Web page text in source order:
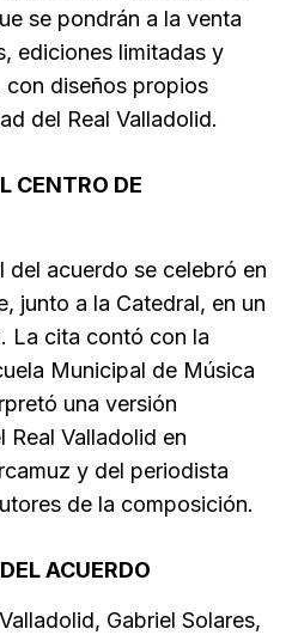
se pondrán a la venta
ediciones limitadas y
con diseños propios
del Real Valladolid.
CENTRO DE
del acuerdo se celebró en
junto a la Catedral, en un
La cita contó con la
Municipal de Música
una versión
Real Valladolid en
y del periodista
de la composición.
ACUERDO
Gabriel Solares,